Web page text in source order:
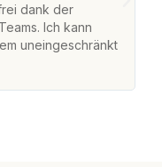
dank der
Ich kann
uneingeschränkt